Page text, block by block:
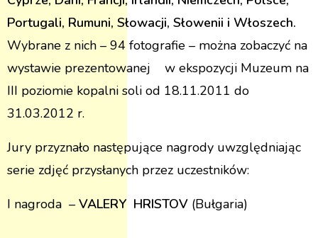
Portugali, Rumuni, Słowacji, Słowenii i Włoszech.
Wybrane z nich – 94 fotografie – można zobaczyć na
wystawie prezentowanej w ekspozycji Muzeum na
III poziomie kopalni soli od 18.11.2011 do
31.03.2012 r.
Jury przyznało następujące nagrody uwzględniając
serie zdjęć przysłanych przez uczestników:
I nagroda – VALERY HRISTOV (Bułgaria)